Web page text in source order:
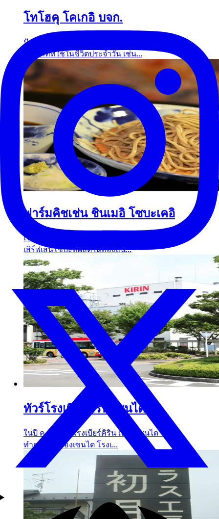
โทโฮคุ โคเกอิ บจก.
ปัจจุบัน TOHOKU KOGEI ผลิตสินค้าหลากหลาย
ประเภทที่ใช้ในชีวิตประจำวัน เช่น...
ฟาร์มคิชเช่น ชินเมอิ โซบะเคอิ
เราเปิดร้านอาหารแห่งนี้โดยมีเป้าหมายที่จะ
เสิร์ฟเส้นโซบะที่ผลิตในท้องถิ่น...
ทัวร์โรงเบียร์คิริน เซนได
ในปี ค.ศ. 1923 โรงเบียร์คิริน เบียร์ เซนได ได้เปิด
ทำการในเมืองเซนได โรงเ...